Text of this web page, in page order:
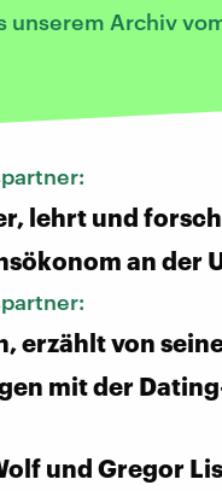
unserem Archiv
lehrt und
an der
erzählt von
mit der
und Gregor